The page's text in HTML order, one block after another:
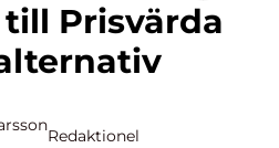
till Prisvärda
Redaktionel